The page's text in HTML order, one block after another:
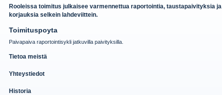
Rooleissa toimitus julkaisee varmennettua raportointia, taustapaivityksia ja
korjauksia selkein lahdeviittein.
Toimituspoyta
Paivapaiva raportointisykli jatkuvilla paivityksilla.
Tietoa meistä
Yhteystiedot
Historia